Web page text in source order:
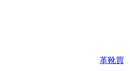
革靴買